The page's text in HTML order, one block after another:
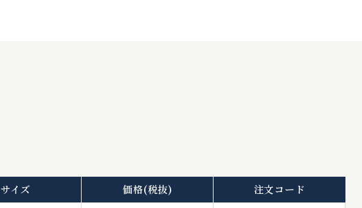
サイズ 価格(税抜) 注文コード